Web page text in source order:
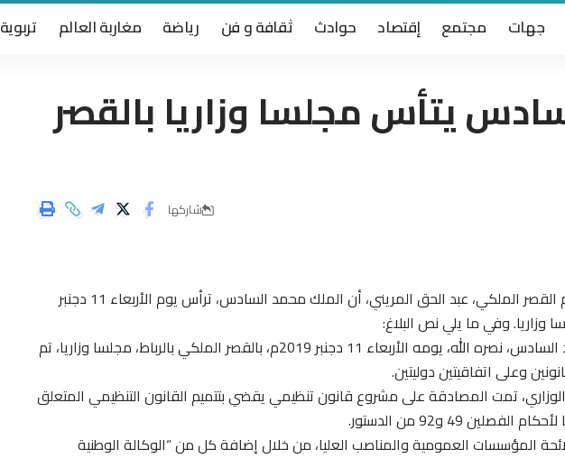
جهات مجتمع إقتصاد حوادث ثقافة و فن رياضة مغاربة العالم تربوية
يتأس مجلسا وزاريا بالقصر
شاركها
ذكر بلاغ تلاه الناطق الرسمي باسم القصر الملكي، عبد الحق المريني، أن الملك محمد السادس، ترأس يوم الأربعاء 11 دجنبر
“ترأس صاحب الجلالة الملك محمد السادس، نصره الله، يومه الأربعاء 11 دجنبر 2019م، بالقصر الملكي بالرباط، مجلسا وزاريا، تم
وعلى اتفاقيتين دوليتين.
تمت المصادقة على مشروع قانون تنظيمي يقضي بتتميم القانون التنظيمي المتعلق
49 و92 من الدستور.
المؤسسات العمومية والمناصب العليا، من خلال إضافة كل من “الوكالة الوطنية